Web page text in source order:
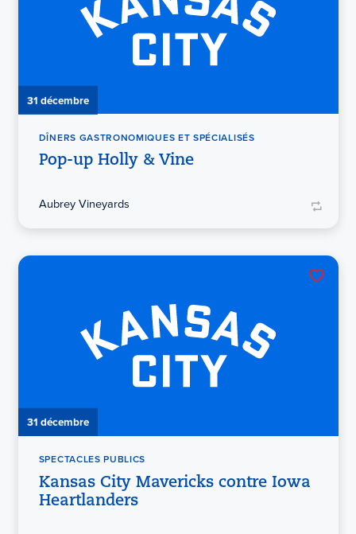
31 décembre
DÎNERS GASTRONOMIQUES ET SPÉCIALISÉS
Pop-up Holly & Vine
Aubrey Vineyards
31 décembre
SPECTACLES PUBLICS
Kansas City Mavericks contre Iowa
Heartlanders